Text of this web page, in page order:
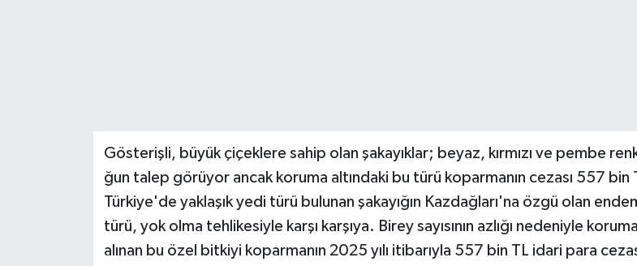
Gösterişli, büyük çiçeklere sahip olan şakayıklar; beyaz, kırmızı ve pembe
ğun talep görüyor ancak koruma altındaki bu türü koparmanın cezası 557 bin
Türkiye'de yaklaşık yedi türü bulunan şakayığın Kazdağları'na özgü olan
türü, yok olma tehlikesiyle karşı karşıya. Birey sayısının azlığı nedeniyle
alınan bu özel bitkiyi koparmanın 2025 yılı itibarıyla 557 bin TL idari para